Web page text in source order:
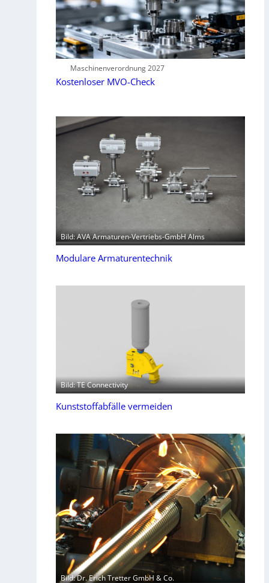
Maschinenverordnung 2027
Kostenloser MVO-Check
Bild: AVA Armaturen-Vertriebs-GmbH Alms
Modulare Armaturentechnik
Bild: TE Connectivity
Kunststoffabfälle vermeiden
Bild: Dr. Erich Tretter GmbH & Co.